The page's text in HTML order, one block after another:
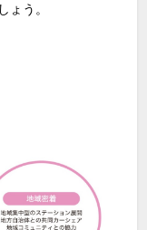
ょう。